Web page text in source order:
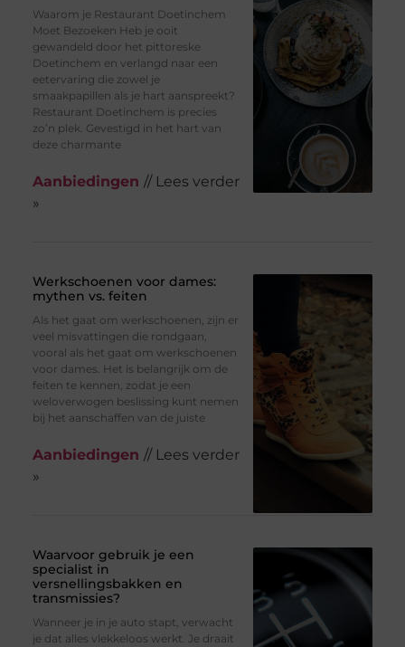
Waarom je Restaurant Doetinchem
Moet Bezoeken Heb je ooit
gewandeld door het pittoreske
Doetinchem en verlangd naar een
eetervaring die zowel je
smaakpapillen als je hart aanspreekt?
Restaurant Doetinchem is precies
zo’n plek. Gevestigd in het hart van
deze charmante
Aanbiedingen // Lees verder
»
Werkschoenen voor dames:
mythen vs. feiten
Als het gaat om werkschoenen, zijn er
veel misvattingen die rondgaan,
vooral als het gaat om werkschoenen
voor dames. Het is belangrijk om de
feiten te kennen, zodat je een
weloverwogen beslissing kunt nemen
bij het aanschaffen van de juiste
Aanbiedingen // Lees verder
»
Waarvoor gebruik je een
specialist in
versnellingsbakken en
transmissies?
Wanneer je in je auto stapt, verwacht
je dat alles vlekkeloos werkt. Je draait